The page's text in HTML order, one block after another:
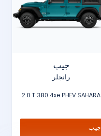
جيب
رانجلر
2.0 T 380 4xe PHEV SAHARA